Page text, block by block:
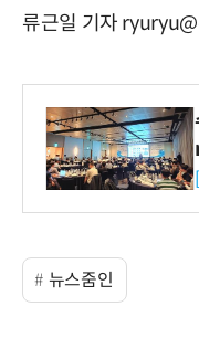
류근일 기자
뉴스줌인